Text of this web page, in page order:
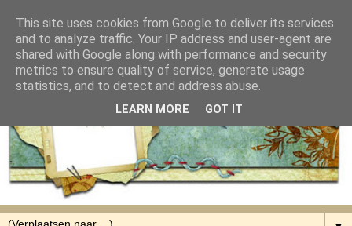
This site uses cookies from Google to deliver its services
and to analyze traffic. Your IP address and user-agent are
shared with Google along with performance and security
metrics to ensure quality of service, generate usage
statistics, and to detect and address abuse.
LEARN MORE GOT IT